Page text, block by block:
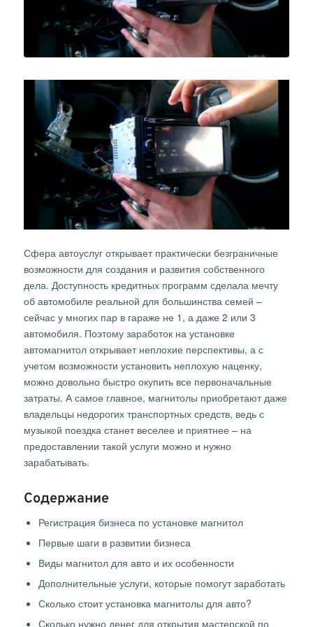
Сфера автоуслуг открывает практически безграничные
возможности для создания и развития собственного
дела. Доступность кредитных программ сделала мечту
об автомобиле реальной для большинства семей –
сейчас у многих пар в гараже не 1, а даже 2 или 3
автомобиля. Поэтому заработок на установке
автомагнитол открывает неплохие перспективы, а с
учетом возможности установить неплохую наценку,
можно довольно быстро окупить все первоначальные
затраты. А самое главное, магнитолы приобретают даже
владельцы недорогих транспортных средств, ведь с
музыкой поездка станет веселее и приятнее – на
предоставлении такой услуги можно и нужно
зарабатывать.
Содержание
Регистрация бизнеса по установке магнитол
Первые шаги в развитии бизнеса
Виды магнитол для авто и их особенности
Дополнительные услуги, которые помогут заработать
Сколько стоит установка магнитолы для авто?
Сколько нужно денег для открытия мастерской по